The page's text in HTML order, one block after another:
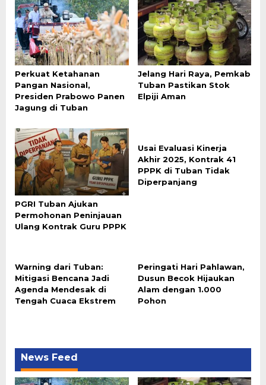
Perkuat Ketahanan
Pangan Nasional,
Presiden Prabowo Panen
Jagung di Tuban
Jelang Hari Raya, Pemkab
Tuban Pastikan Stok
Elpiji Aman
PGRI Tuban Ajukan
Permohonan Peninjauan
Ulang Kontrak Guru PPPK
Usai Evaluasi Kinerja
Akhir 2025, Kontrak 41
PPPK di Tuban Tidak
Diperpanjang
Warning dari Tuban:
Mitigasi Bencana Jadi
Agenda Mendesak di
Tengah Cuaca Ekstrem
Peringati Hari Pahlawan,
Dusun Becok Hijaukan
Alam dengan 1.000
Pohon
News Feed